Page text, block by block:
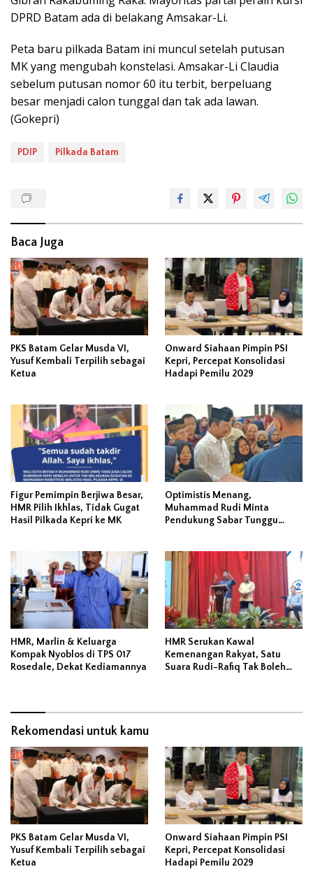
DPRD Batam ada di belakang Amsakar-Li.
Peta baru pilkada Batam ini muncul setelah putusan
MK yang mengubah konstelasi. Amsakar-Li Claudia
sebelum putusan nomor 60 itu terbit, berpeluang
besar menjadi calon tunggal dan tak ada lawan.
(Gokepri)
PDIP Pilkada Batam
Baca Juga
PKS Batam Gelar Musda VI,
Yusuf Kembali Terpilih sebagai
Ketua
Onward Siahaan Pimpin PSI
Kepri, Percepat Konsolidasi
Hadapi Pemilu 2029
Figur Pemimpin Berjiwa Besar,
HMR Pilih Ikhlas, Tidak Gugat
Hasil Pilkada Kepri ke MK
Optimistis Menang,
Muhammad Rudi Minta
Pendukung Sabar Tunggu
HMR, Marlin & Keluarga
Kompak Nyoblos di TPS 017
Rosedale, Dekat Kediamannya
HMR Serukan Kawal
Kemenangan Rakyat, Satu
Suara Rudi-Rafiq Tak Boleh
Rekomendasi untuk kamu
PKS Batam Gelar Musda VI,
Yusuf Kembali Terpilih sebagai
Ketua
Onward Siahaan Pimpin PSI
Kepri, Percepat Konsolidasi
Hadapi Pemilu 2029